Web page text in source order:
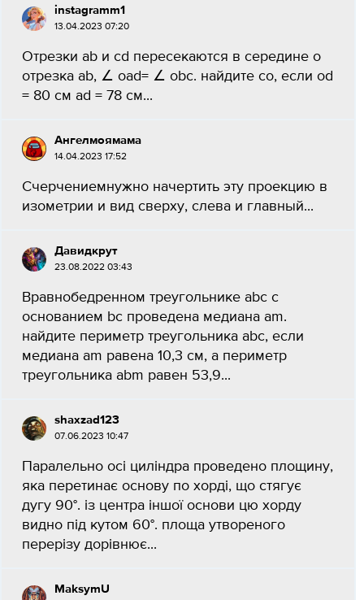
instagramm1
13.04.2023 07:20
Отрезки ab и cd пересекаются в середине o
отрезка ab, ∠ oad= ∠ obc. найдите co, если od
= 80 см ad = 78 см...
Ангелмоямама
14.04.2023 17:52
Счерчениемнужно начертить эту проекцию в
изометрии и вид сверху, слева и главный​...
Давидкрyт
23.08.2022 03:43
Вравнобедренном треугольнике abc с
основанием bc проведена медиана am.
найдите периметр треугольника abc, если
медиана am равена 10,3 см, а периметр
треугольника abm равен 53,9...
shaxzad123
07.06.2023 10:47
Паралельно осі циліндра проведено площину,
яка перетинає основу по хорді, що стягує
дугу 90°. із центра іншої основи цю хорду
видно під кутом 60°. площа утвореного
перерізу дорівнює...
MaksymU